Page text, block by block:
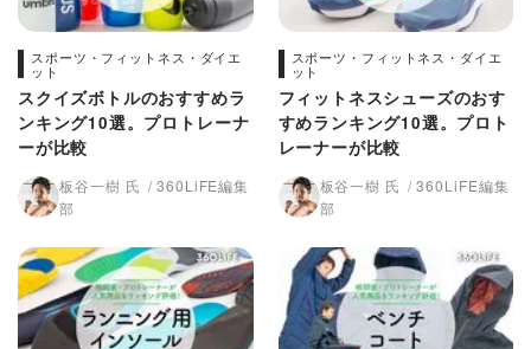
スポーツ・フィットネス・ダイエ
ット
スクイズボトルのおすすめラ
ンキング10選。プロトレーナ
ーが比較
板谷一樹 氏
360LiFE編集
部
スポーツ・フィットネス・ダイエ
ット
フィットネスシューズのおす
すめランキング10選。プロト
レーナーが比較
板谷一樹 氏
360LiFE編集
部